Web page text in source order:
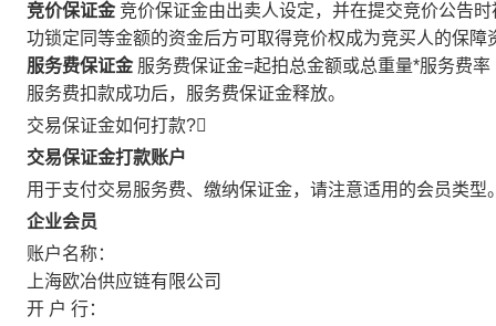
竞价保证金 竞价保证金由出卖人设定，并在提交竞价公告
功锁定同等金额的资金后方可取得竞价权成为竞买人的保障
服务费保证金 服务费保证金=起拍总金额或总重量*服务费率
服务费扣款成功后，服务费保证金释放。
交易保证金如何打款?
交易保证金打款账户
用于支付交易服务费、缴纳保证金，请注意适用的会员类型
企业会员
账户名称：
上海欧冶供应链有限公司
开 户 行：